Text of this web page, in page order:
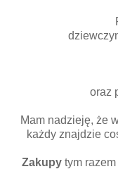
oraz
Mam nadzieję, że
każdy znajdzie
Zakupytym razem